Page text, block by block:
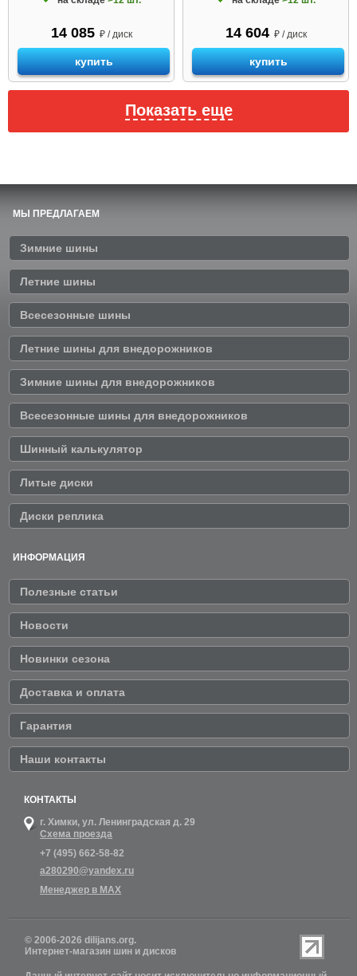
14 085 ₽ / диск
купить
14 604 ₽ / диск
купить
Показать еще
МЫ ПРЕДЛАГАЕМ
Зимние шины
Летние шины
Всесезонные шины
Летние шины для внедорожников
Зимние шины для внедорожников
Всесезонные шины для внедорожников
Шинный калькулятор
Литые диски
Диски реплика
ИНФОРМАЦИЯ
Полезные статьи
Новости
Новинки сезона
Доставка и оплата
Гарантия
Наши контакты
КОНТАКТЫ
г. Химки, ул. Ленинградская д. 29
Схема проезда
+7 (495) 662-58-82
a280290@yandex.ru
Менеджер в MAX
© 2006-2026 dilijans.org.
Интернет-магазин шин и дисков